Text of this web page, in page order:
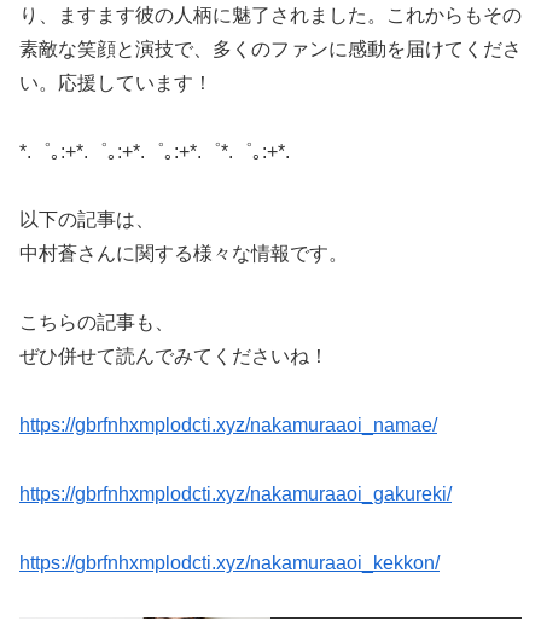
り、ますます彼の人柄に魅了されました。
これからもその
素敵な笑顔と演技で、多くのファンに感動を届けてくださ
い。 応援しています！
*.゜｡:+*.゜｡:+*.゜｡:+*.゜*.゜｡:+*.
以下の記事は、
中村蒼さんに関する様々な情報です。
こちらの記事も、
ぜひ併せて読んでみてくださいね！
https://gbrfnhxmplodcti.xyz/nakamuraaoi_namae/
https://gbrfnhxmplodcti.xyz/nakamuraaoi_gakureki/
https://gbrfnhxmplodcti.xyz/nakamuraaoi_kekkon/